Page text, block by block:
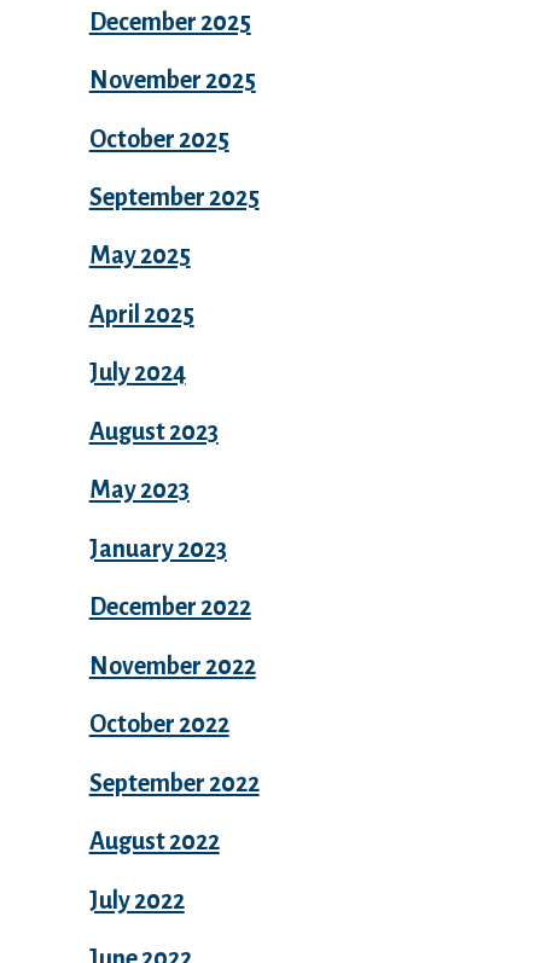
December 2025
November 2025
October 2025
September 2025
May 2025
April 2025
July 2024
August 2023
May 2023
January 2023
December 2022
November 2022
October 2022
September 2022
August 2022
July 2022